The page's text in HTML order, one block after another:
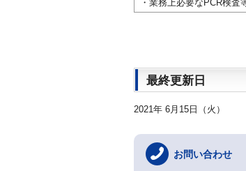
・業務上必要なPCR検査
最終更新日
2021年 6月15日（火）
お問い合わせ